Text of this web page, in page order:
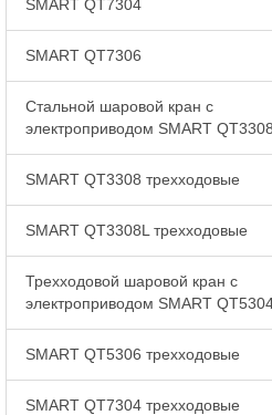
SMART QT7304
SMART QT7306
Стальной шаровой кран с
электроприводом SMART
SMART QT3308 трехходовые
SMART QT3308L трехходовые
Трехходовой шаровой кран с
электроприводом SMART
SMART QT5306 трехходовые
SMART QT7304 трехходовые